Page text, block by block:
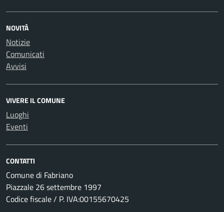
NOVITÀ
Notizie
Comunicati
Avvisi
VIVERE IL COMUNE
Luoghi
Eventi
CONTATTI
Comune di Fabriano
Piazzale 26 settembre 1997
Codice fiscale / P. IVA:00155670425